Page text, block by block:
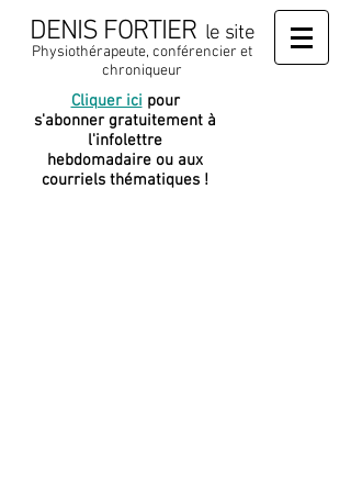
DENIS FORTIER le site
Physiothérapeute, conférencier et
chroniqueur
Cliquer ici pour
s'abonner gratuitement à
l'infolettre
hebdomadaire ou aux
courriels thématiques !